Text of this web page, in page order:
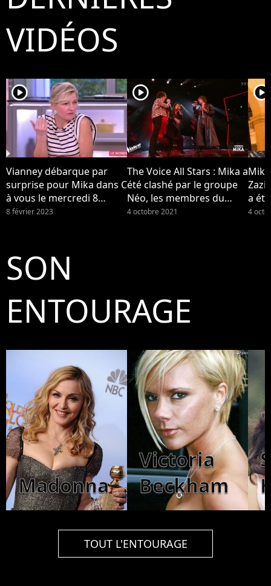
VIDÉOS
player2
Vianney débarque par
surprise pour Mika dans C
à vous le mercredi 8
février 2023 sur France 5...
8 février 2023
player2
The Voice All Stars : Mika a
été clashé par le groupe
Néo, les membres du
groupe se disent "surpris"
4 octobre 2021
player2
a
Néo
4
SON
ENTOURAGE
Madonna
Victoria
Beckham
TOUT L'ENTOURAGE